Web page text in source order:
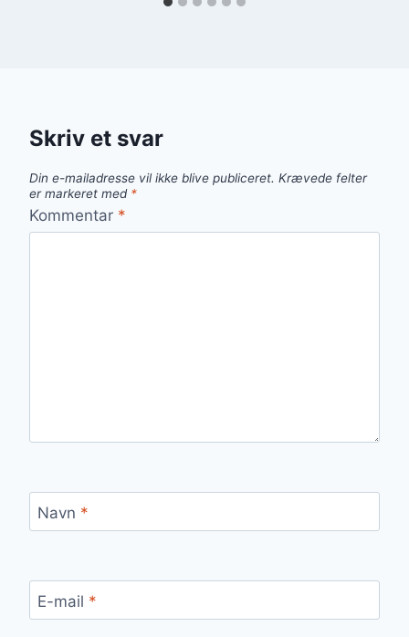
Skriv et svar
Din e-mailadresse vil ikke blive publiceret. Krævede felter
er markeret med *
Kommentar *
Navn *
E-mail *